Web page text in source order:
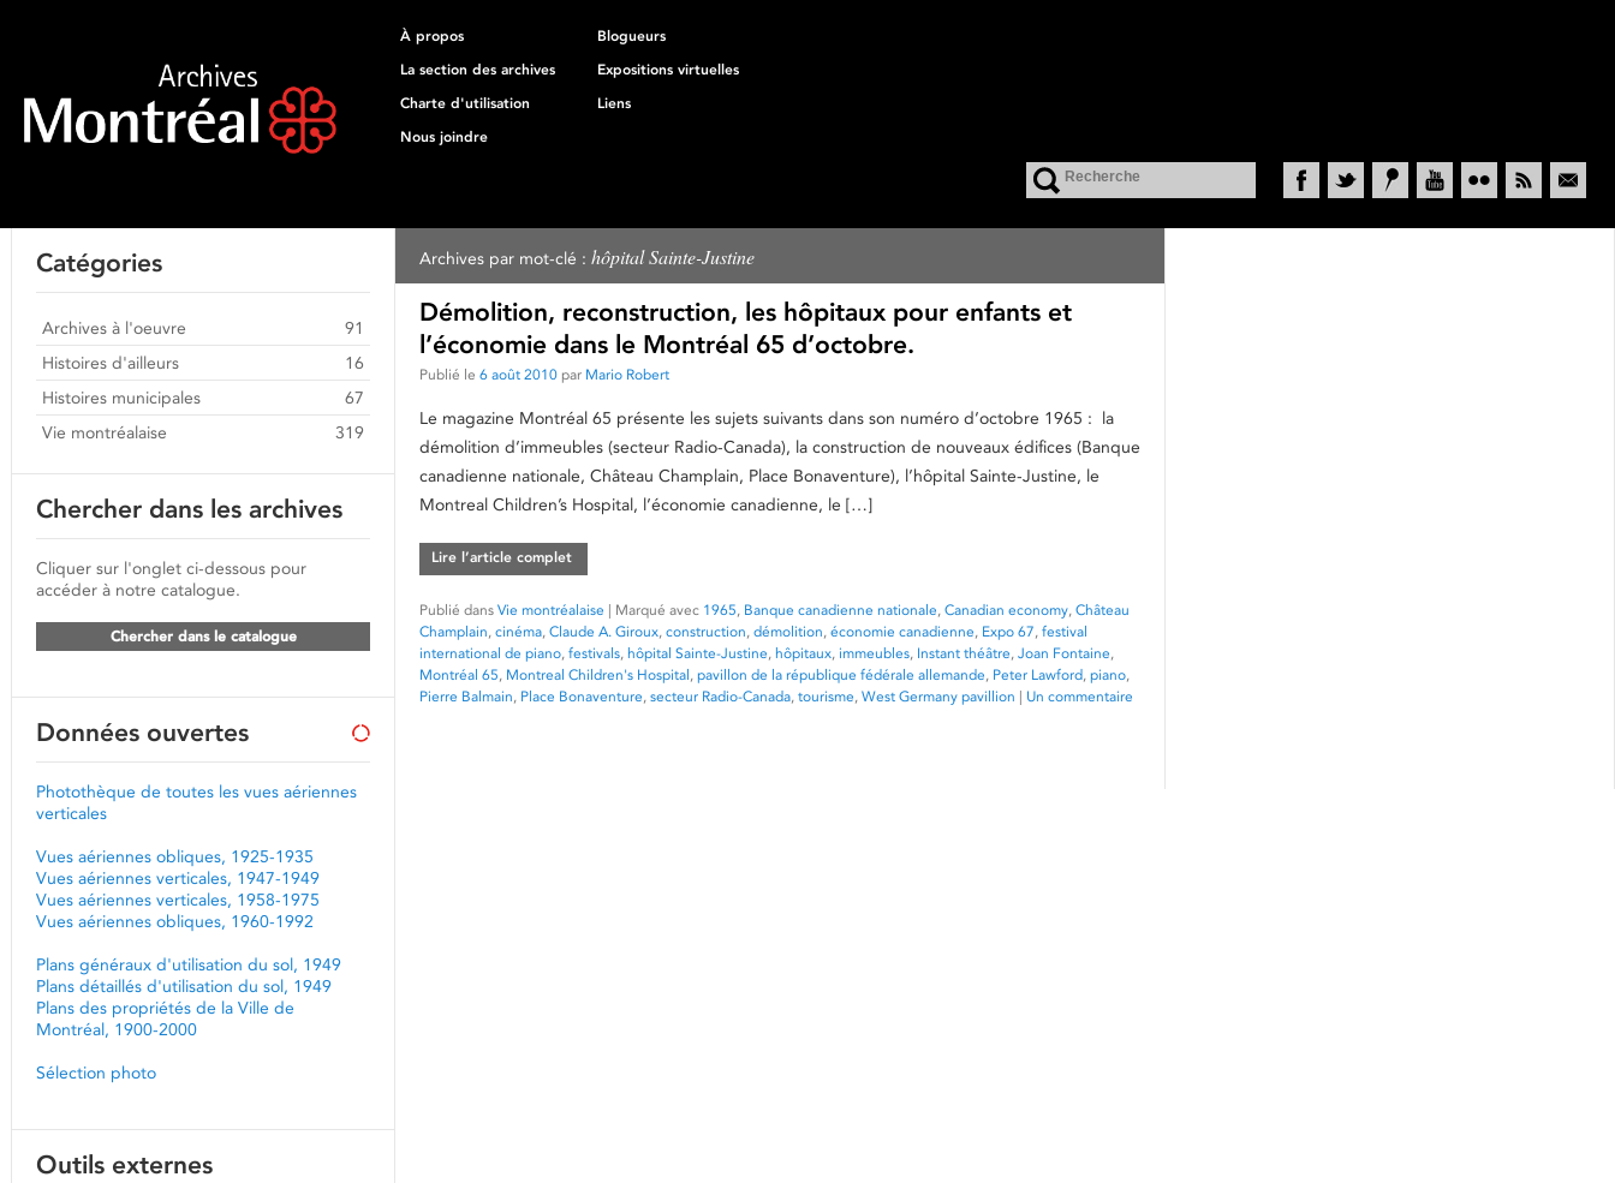
À propos
Blogueurs
La section des archives
Expositions virtuelles
Charte d'utilisation
Liens
Nous joindre
Archives par mot-clé : hôpital Sainte-Justine
Démolition, reconstruction, les hôpitaux pour enfants et
l’économie dans le Montréal 65 d’octobre.
Publié le 6 août 2010 par Mario Robert
Le magazine Montréal 65 présente les sujets suivants dans son numéro d’octobre 1965 : la
démolition d’immeubles (secteur Radio-Canada), la construction de nouveaux édifices (Banque
canadienne nationale, Château Champlain, Place Bonaventure), l’hôpital Sainte-Justine, le
Montreal Children’s Hospital, l’économie canadienne, le […]
Lire l’article complet
Publié dans Vie montréalaise | Marqué avec 1965, Banque canadienne nationale, Canadian economy, Château
Champlain, cinéma, Claude A. Giroux, construction, démolition, économie canadienne, Expo 67, festival
international de piano, festivals, hôpital Sainte-Justine, hôpitaux, immeubles, Instant théâtre, Joan Fontaine,
Montréal 65, Montreal Children's Hospital, pavillon de la république fédérale allemande, Peter Lawford, piano,
Pierre Balmain, Place Bonaventure, secteur Radio-Canada, tourisme, West Germany pavillion | Un commentaire
Catégories
Archives à l'oeuvre
91
Histoires d'ailleurs
16
Histoires municipales
67
Vie montréalaise
319
Chercher dans les archives
Cliquer sur l'onglet ci-dessous pour
accéder à notre catalogue.
Chercher dans le catalogue
Données ouvertes
Photothèque de toutes les vues aériennes
verticales
Vues aériennes obliques, 1925-1935
Vues aériennes verticales, 1947-1949
Vues aériennes verticales, 1958-1975
Vues aériennes obliques, 1960-1992
Plans généraux d'utilisation du sol, 1949
Plans détaillés d'utilisation du sol, 1949
Plans des propriétés de la Ville de
Montréal, 1900-2000
Sélection photo
Outils externes